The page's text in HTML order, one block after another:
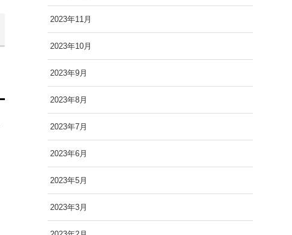
2023年11月
2023年10月
2023年9月
2023年8月
2023年7月
2023年6月
2023年5月
2023年3月